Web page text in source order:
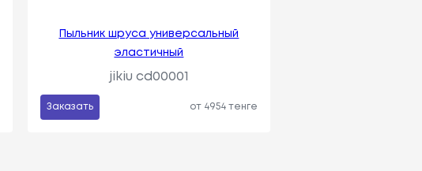
Пыльник шруса универсальный
эластичный
jikiu cd00001
Заказать от 4954 тенге